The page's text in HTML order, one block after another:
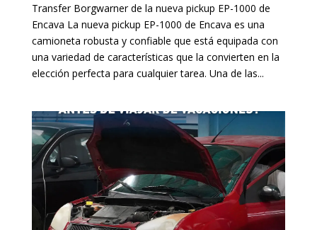
Transfer Borgwarner de la nueva pickup EP-1000 de
Encava La nueva pickup EP-1000 de Encava es una
camioneta robusta y confiable que está equipada con
una variedad de características que la convierten en la
elección perfecta para cualquier tarea. Una de las...